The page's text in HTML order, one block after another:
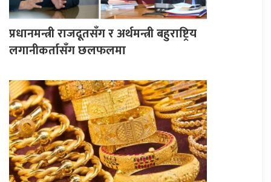
प्रधानमन्त्री राजदूतसँग र अर्थमन्त्री बहुराष्ट्रिय
लगानीकर्तासँग छलफलमा